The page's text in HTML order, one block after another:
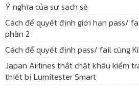
Ý nghĩa của sự sạch sẽ
Cách để quyết định giới hạn pass/
phần 2
Cách để quyết định pass/ fail cùng
Japan Airlines thắt chặt khâu kiểm
thiết bị Lumitester Smart